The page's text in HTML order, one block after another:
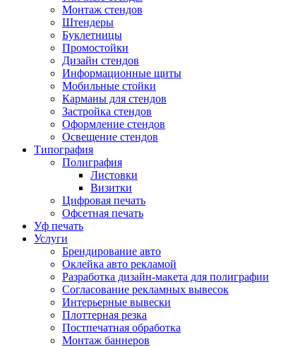
Монтаж стендов
Штендеры
Буклетницы
Промостойки
Дизайн стендов
Информационные щиты
Мобильные стойки
Карманы для стендов
Застройка стендов
Оформление стендов
Освещение стендов
Типография
Полиграфия
Листовки
Визитки
Цифровая печать
Офсетная печать
Уф печать
Услуги
Брендирование авто
Оклейка авто рекламой
Разработка дизайн-макета для полиграфии
Согласование рекламных вывесок
Интерьерные вывески
Плоттерная резка
Постпечатная обработка
Монтаж баннеров